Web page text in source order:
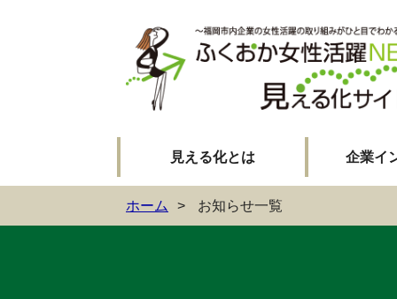
見える化とは 企業イ
ホーム お知らせ一覧